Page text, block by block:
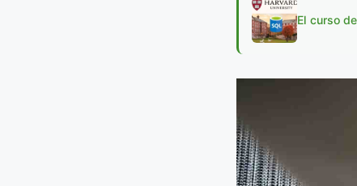
El curso